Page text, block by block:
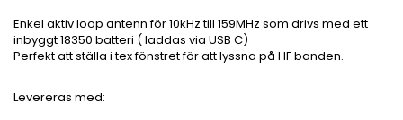
Enkel aktiv loop antenn för 10kHztill 159MHz som drivs med ett
inbyggt 18350 batteri ( laddas via USB C)
Perfekt att ställa i tex fönstret för att lyssna på HF banden.
Levereras med: